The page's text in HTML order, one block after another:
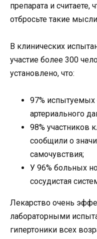
препарата и считаете,
отбросьте такие
В клинических
участие более 300
установлено, что:
97%
артериального
98% участников
сообщили о
самочувствия;
У 96% больных
сосудистая
Лекарство очень
лабораторными
гипертоники всех